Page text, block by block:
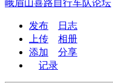
峨眉山喜路自行车队论坛
发布
日志
上传
相册
添加
分享
记录